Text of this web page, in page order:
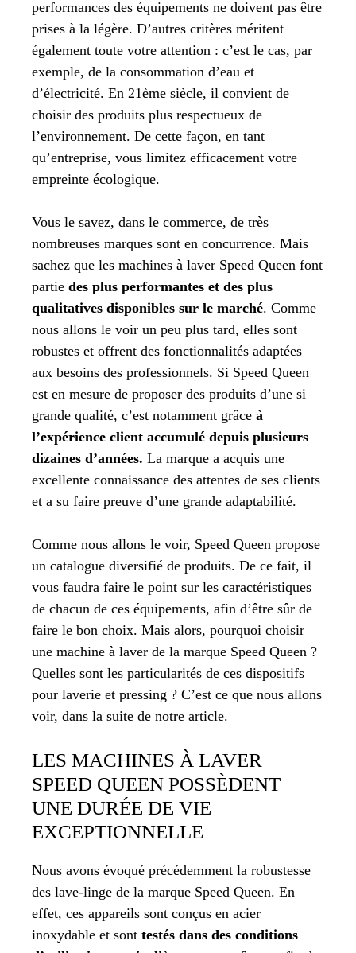
performances des équipements ne doivent pas être
prises à la légère. D’autres critères méritent
également toute votre attention : c’est le cas, par
exemple, de la consommation d’eau et
d’électricité. En 21ème siècle, il convient de
choisir des produits plus respectueux de
l’environnement. De cette façon, en tant
qu’entreprise, vous limitez efficacement votre
empreinte écologique.
Vous le savez, dans le commerce, de très
nombreuses marques sont en concurrence. Mais
sachez que les machines à laver Speed Queen font
partie des plus performantes et des plus
qualitatives disponibles sur le marché. Comme
nous allons le voir un peu plus tard, elles sont
robustes et offrent des fonctionnalités adaptées
aux besoins des professionnels. Si Speed Queen
est en mesure de proposer des produits d’une si
grande qualité, c’est notamment grâce à
l’expérience client accumulé depuis plusieurs
dizaines d’années. La marque a acquis une
excellente connaissance des attentes de ses clients
et a su faire preuve d’une grande adaptabilité.
Comme nous allons le voir, Speed Queen propose
un catalogue diversifié de produits. De ce fait, il
vous faudra faire le point sur les caractéristiques
de chacun de ces équipements, afin d’être sûr de
faire le bon choix. Mais alors, pourquoi choisir
une machine à laver de la marque Speed Queen ?
Quelles sont les particularités de ces dispositifs
pour laverie et pressing ? C’est ce que nous allons
voir, dans la suite de notre article.
LES MACHINES À LAVER
SPEED QUEEN POSSÈDENT
UNE DURÉE DE VIE
EXCEPTIONNELLE
Nous avons évoqué précédemment la robustesse
des lave-linge de la marque Speed Queen. En
effet, ces appareils sont conçus en acier
inoxydable et sont testés dans des conditions